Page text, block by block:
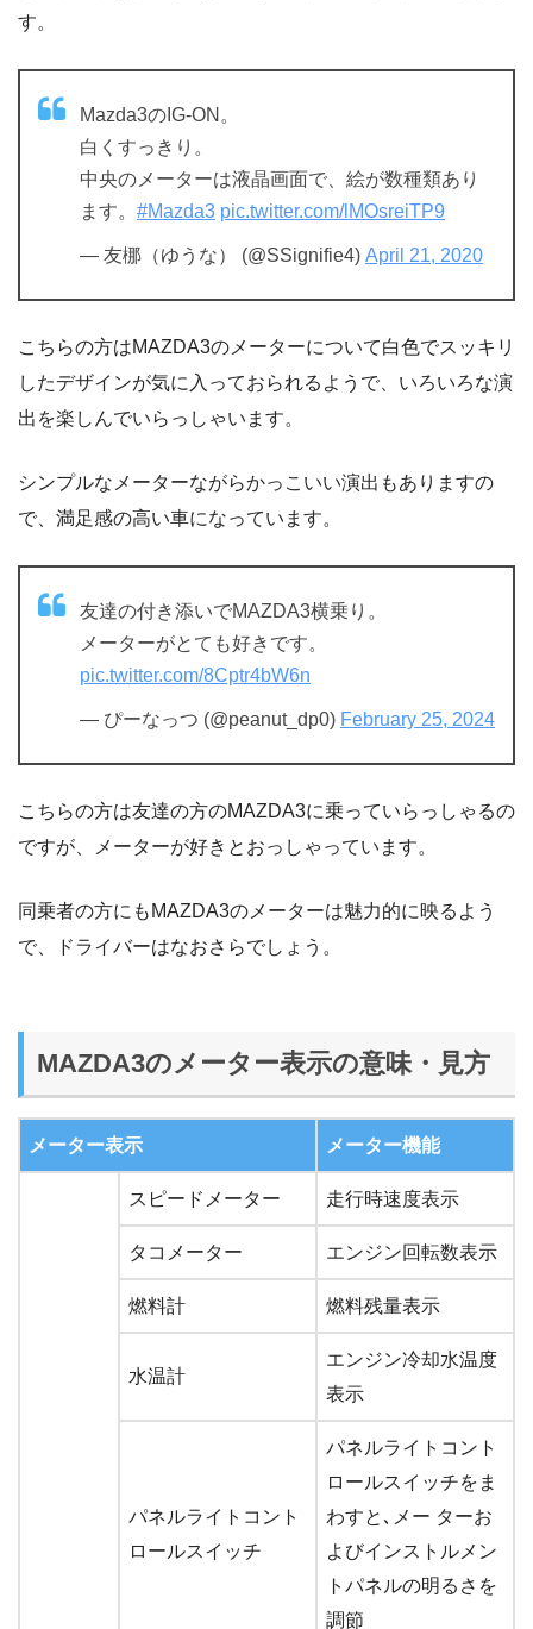
す。
Mazda3のIG-ON。
白くすっきり。
中央のメーターは液晶画面で、絵が数種類あり
ます。 #Mazda3 pic.twitter.com/lMOsreiTP9
— 友梛（ゆうな） (@SSignifie4) April 21, 2020
こちらの方はMAZDA3のメーターについて白色でスッキリ
したデザインが気に入っておられるようで、いろいろな演
出を楽しんでいらっしゃいます。
シンプルなメーターながらかっこいい演出もありますの
で、満足感の高い車になっています。
友達の付き添いでMAZDA3横乗り。
メーターがとても好きです。
pic.twitter.com/8Cptr4bW6n
— ぴーなっつ (@peanut_dp0) February 25, 2024
こちらの方は友達の方のMAZDA3に乗っていらっしゃるの
ですが、メーターが好きとおっしゃっています。
同乗者の方にもMAZDA3のメーターは魅力的に映るよう
で、ドライバーはなおさらでしょう。
MAZDA3のメーター表示の意味・見方
メーター表示 メーター機能
スピードメーター 走行時速度表示
タコメーター エンジン回転数表示
燃料計 燃料残量表示
水温計
エンジン冷却水温度
表示
パネルライトコント
ロールスイッチ
パネルライトコント
ロールスイッチをま
わすと､メー ターお
よびインストルメン
トパネルの明るさを
調節